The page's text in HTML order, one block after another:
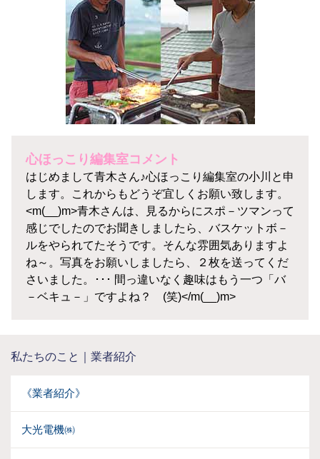
心ほっこり編集室コメント
はじめまして青木さん♪心ほっこり編集室の小川と申
します。これからもどうぞ宜しくお願い致します。
<m(__)m>青木さんは、見るからにスポ－ツマンって
感じでしたのでお聞きしましたら、バスケットボ－
ルをやられてたそうです。そんな雰囲気ありますよ
ね～。写真をお願いしましたら、２枚を送ってくだ
さいました。･･･ 間っ違いなく趣味はもう一つ「バ
－ベキュ－」ですよね？ (笑)</m(__)m>
私たちのこと｜業者紹介
《業者紹介》
大光電機㈱